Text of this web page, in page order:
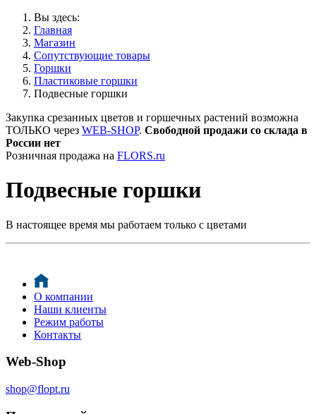
Вы здесь:
Главная
Магазин
Сопутствующие товары
Горшки
Пластиковые горшки
Подвесные горшки
Закупка срезанных цветов и горшечных растений возможна
ТОЛЬКО через WEB-SHOP. Свободной продажи со склада в
России нет
Розничная продажа на FLORS.ru
Подвесные горшки
В настоящее время мы работаем только с цветами
О компании
Наши клиенты
Режим работы
Контакты
Web-Shop
shop@flopt.ru